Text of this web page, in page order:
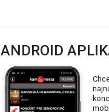
ANDROID